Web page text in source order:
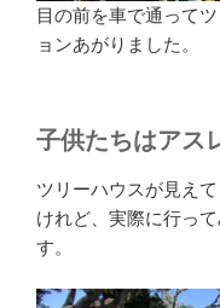
目の前を車で通って
ョンあがりました。
子供たちはアス
ツリーハウスが見え
けれど、実際に行っ
す。